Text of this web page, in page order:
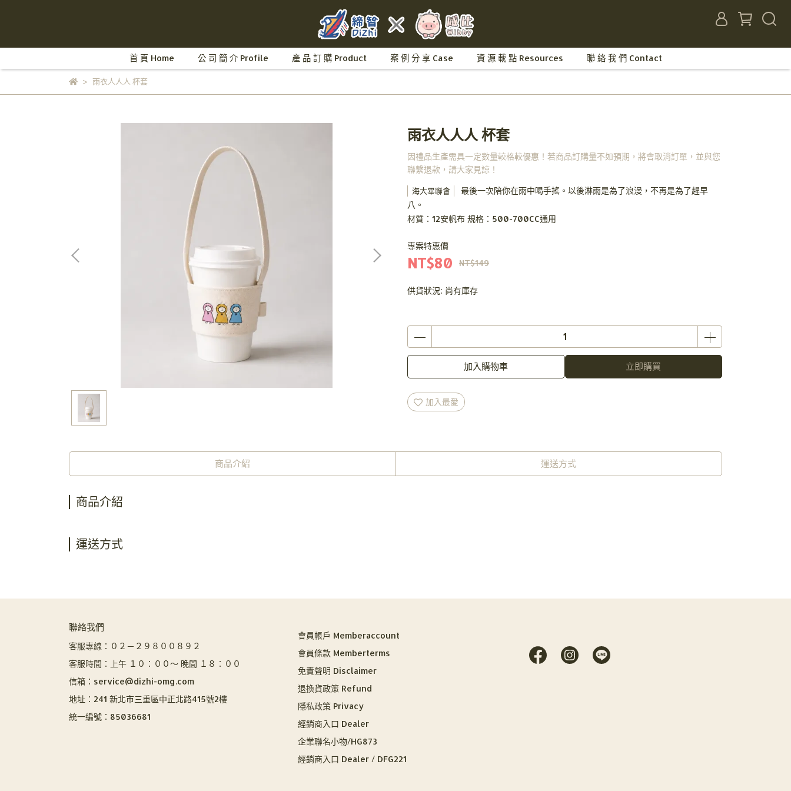
首 頁 Home 公 司 簡 介 Profile 產 品 訂 購 Product 案 例 分 享 Case 資 源 載 點 Resources 聯 絡 我 們 Contact
雨衣人人人 杯套
雨衣人人人 杯套
因禮品生產需具一定數量較格較優惠！若商品訂購量不如預期，將會取消訂單，並與您
聯繫退款，請大家見諒！
海大畢聯會
最後一次陪你在雨中喝手搖。以後淋雨是為了浪漫，不再是為了趕早
八。
材質：12安帆布 規格：500-700CC通用
專案特惠價
NT$80 NT$149
供貨狀況: 尚有庫存
加入購物車 立即購買
加入最愛
商品介紹 運送方式
商品介紹
運送方式
聯絡我們
客服專線：０２－２９８００８９２
客服時間：上午 １０：００～ 晚間 １８：００
信箱：service@dizhi-omg.com
地址：241 新北市三重區中正北路415號2樓
統一編號：85036681
會員帳戶 Memberaccount
會員條款 Memberterms
免責聲明 Disclaimer
退換貨政策 Refund
隱私政策 Privacy
經銷商入口 Dealer
企業聯名小物/HG873
經銷商入口 Dealer / DFG221